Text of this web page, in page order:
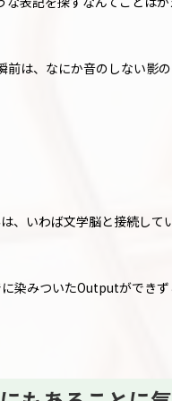
は、なにか音のしない影
いわば文学脳と接続して
染みついたOutputができ